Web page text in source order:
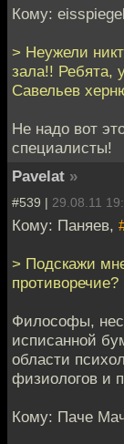
Кому:
> Неужели
зала!! Ребята,
Савельев
Не надо вот
специалисты!
Pavelat »
#539 | 29.08.11
Кому: Паняев,
> Подскажи
противоречие?
Философы,
исписанной
области
физиологов и
Кому: Паче